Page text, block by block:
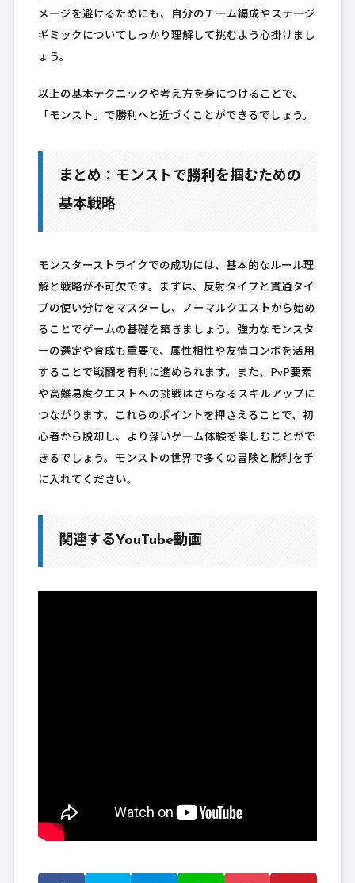
メージを避けるためにも、自分のチーム編成やステージ
ギミックについてしっかり理解して挑むよう心掛けまし
ょう。
以上の基本テクニックや考え方を身につけることで、
「モンスト」で勝利へと近づくことができるでしょう。
まとめ：モンストで勝利を掴むための
基本戦略
モンスターストライクでの成功には、基本的なルール理
解と戦略が不可欠です。まずは、反射タイプと貫通タイ
プの使い分けをマスターし、ノーマルクエストから始め
ることでゲームの基礎を築きましょう。強力なモンスタ
ーの選定や育成も重要で、属性相性や友情コンボを活用
することで戦闘を有利に進められます。また、PvP要素
や高難易度クエストへの挑戦はさらなるスキルアップに
つながります。これらのポイントを押さえることで、初
心者から脱却し、より深いゲーム体験を楽しむことがで
きるでしょう。モンストの世界で多くの冒険と勝利を手
に入れてください。
関連するYouTube動画